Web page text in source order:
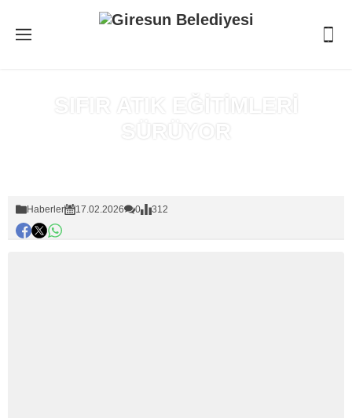
SIFIR ATIK EĞİTİMLERİ
SÜRÜYOR
Haberler 17.02.2026 0 312